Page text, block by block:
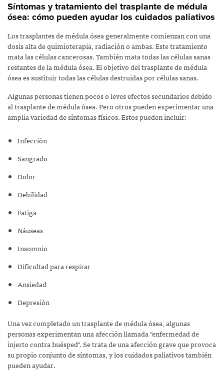
Síntomas y tratamiento del trasplante de médula
ósea: cómo pueden ayudar los cuidados paliativos
Los trasplantes de médula ósea generalmente comienzan con una
dosis alta de quimioterapia, radiación o ambas. Este tratamiento
mata las células cancerosas. También mata todas las células sanas
restantes de la médula ósea. El objetivo del trasplante de médula
ósea es sustituir todas las células destruidas por células sanas.
Algunas personas tienen pocos o leves efectos secundarios debido
al trasplante de médula ósea. Pero otros pueden experimentar una
amplia variedad de síntomas físicos. Estos pueden incluir:
Infección
Sangrado
Dolor
Debilidad
Fatiga
Náuseas
Insomnio
Dificultad para respirar
Ansiedad
Depresión
Una vez completado un trasplante de médula ósea, algunas
personas experimentan una afección llamada "enfermedad de
injerto contra huésped". Se trata de una afección grave que provoca
su propio conjunto de síntomas, y los cuidados paliativos también
pueden ayudar.